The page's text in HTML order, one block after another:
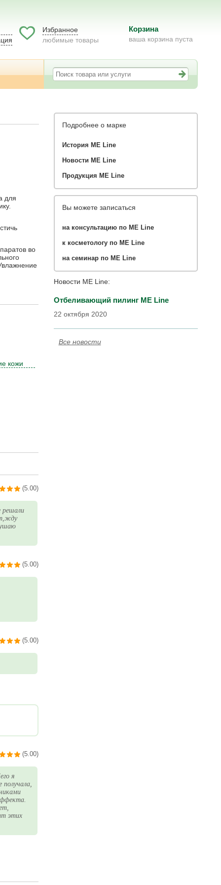
Избранное
любимые товары
Корзина
ваша корзина пуста
для
во
кожи
(5.00)
решали
(5.00)
(5.00)
(5.00)
я
получала,
этих
Подробнее о марке
История ME Line
Новости ME Line
Продукция ME Line
Вы можете записаться
на консультацию по ME Line
к косметологу по ME Line
на семинар по ME Line
Новости ME Line:
Отбеливающий пилинг ME Line
22 октября 2020
Все новости